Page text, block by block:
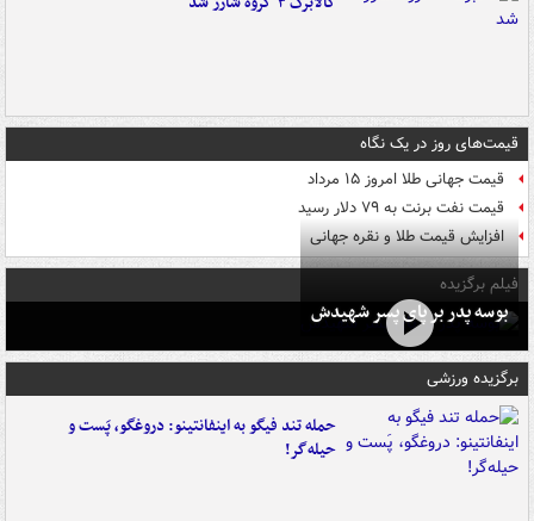
قیمت‌های روز در یک نگاه
قیمت جهانی طلا امروز ۱۵ مرداد
قیمت نفت برنت به ۷۹ دلار رسید
افزایش قیمت طلا و نقره جهانی
فیلم برگزیده
بوسه‌ پدر بر پای پسر شهیدش
برگزیده ورزشی
حمله تند فیگو به اینفانتینو: دروغگو، پَست‌ و
حیله‌گر!